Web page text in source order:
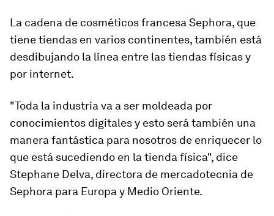
La cadena de cosméticos francesa Sephora, que
tiene tiendas en varios continentes, también está
desdibujando la línea entre las tiendas físicas y
por internet.
"Toda la industria va a ser moldeada por
conocimientos digitales y esto será también una
manera fantástica para nosotros de enriquecer lo
que está sucediendo en la tienda física", dice
Stephane Delva, directora de mercadotecnia de
Sephora para Europa y Medio Oriente.